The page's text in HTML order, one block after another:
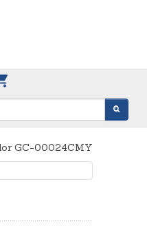
GC-00024CMY